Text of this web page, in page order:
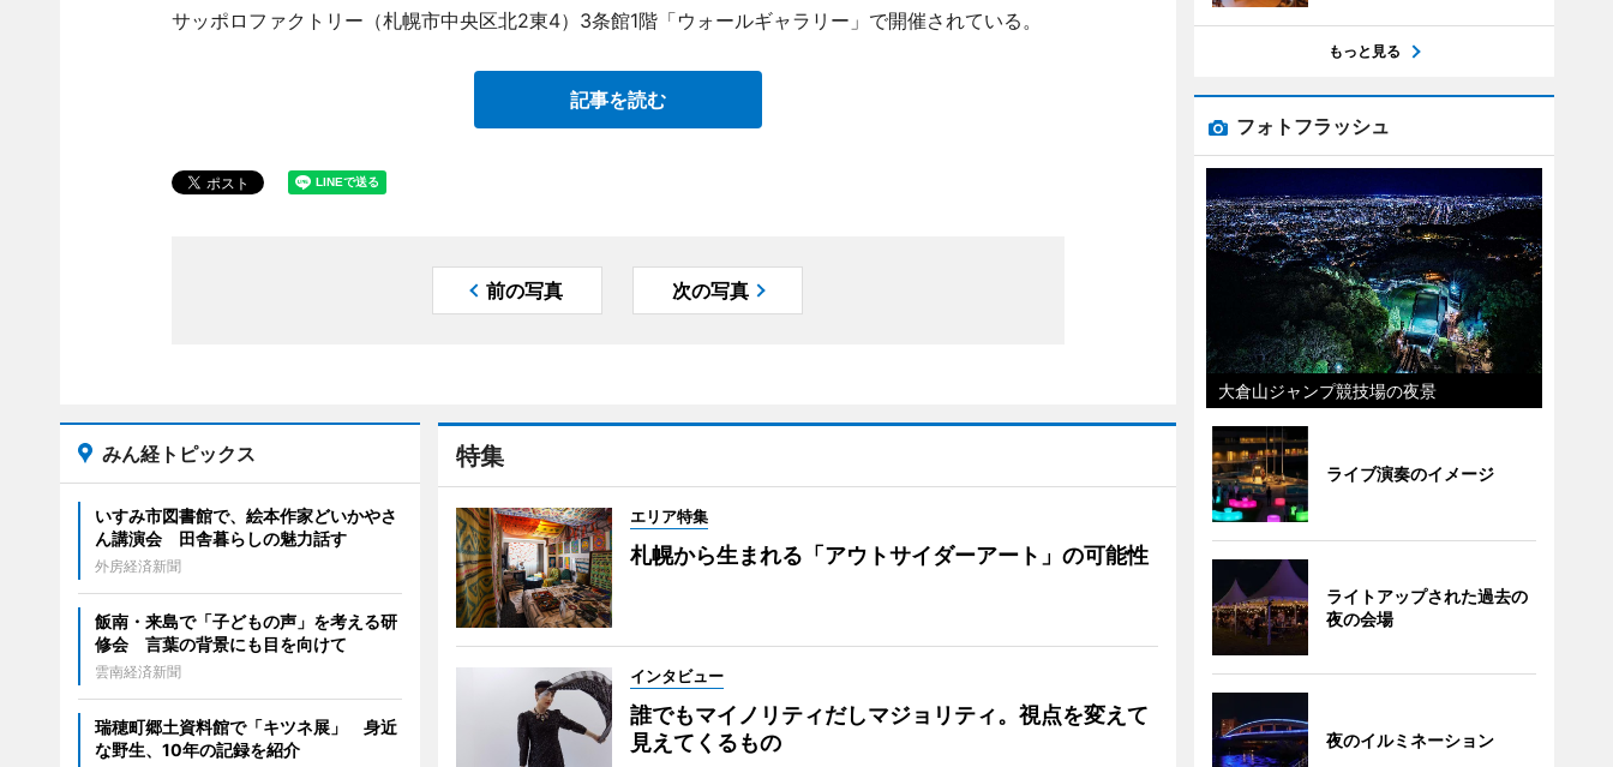
サッポロファクトリー（札幌市中央区北2東4）3条館1階「ウォールギャラリー」で開催されている。
記事を読む
前の写真 次の写真
特集
エリア特集
札幌から生まれる「アウトサイダーアート」の可能性
インタビュー
誰でもマイノリティだしマジョリティ。視点を変えて
見えてくるもの
みん経トピックス
いすみ市図書館で、絵本作家どいかやさ
ん講演会 田舎暮らしの魅力話す
外房経済新聞
飯南・来島で「子どもの声」を考える研
修会 言葉の背景にも目を向けて
雲南経済新聞
瑞穂町郷土資料館で「キツネ展」 身近
な野生、10年の記録を紹介
もっと見る
フォトフラッシュ
大倉山ジャンプ競技場の夜景
ライブ演奏のイメージ
ライトアップされた過去の
夜の会場
夜のイルミネーション